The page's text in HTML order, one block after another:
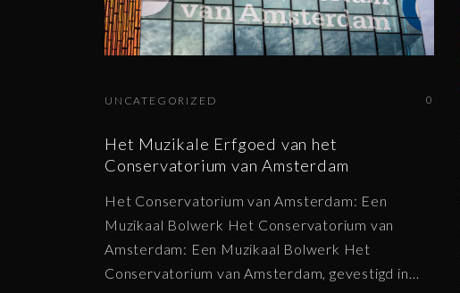
0
UNCATEGORIZED
Het Muzikale Erfgoed van het
Conservatorium van Amsterdam
Het Conservatorium van Amsterdam: Een
Muzikaal Bolwerk Het Conservatorium van
Amsterdam: Een Muzikaal Bolwerk Het
Conservatorium van Amsterdam, gevestigd in…